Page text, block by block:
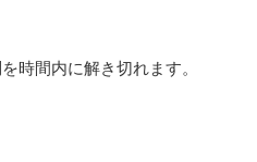
時間内に解き切れます。